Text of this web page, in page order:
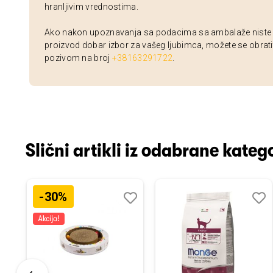
hranljivim vrednostima.
Ako nakon upoznavanja sa podacima sa ambalaže niste
proizvod dobar izbor za vašeg ljubimca, možete se
pozivom na broj +38163291722
Slični artikli iz odabrane
-30%